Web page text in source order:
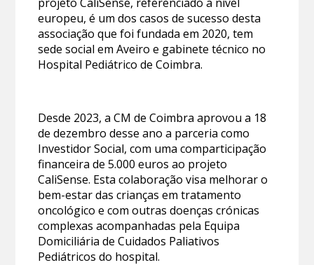
europeu, é um dos casos de sucesso desta
associação que foi fundada em 2020, tem
sede social em Aveiro e gabinete técnico no
Hospital Pediátrico de Coimbra.
Desde 2023, a CM de Coimbra aprovou a 18
de dezembro desse ano a parceria como
Investidor Social, com uma comparticipação
financeira de 5.000 euros ao projeto
CaliSense. Esta colaboração visa melhorar o
bem-estar das crianças em tratamento
oncológico e com outras doenças crónicas
complexas acompanhadas pela Equipa
Domiciliária de Cuidados Paliativos
Pediátricos do hospital.